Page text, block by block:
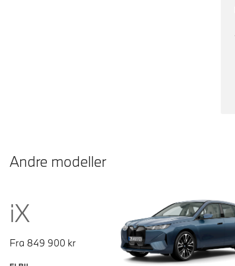
Andre modeller
iX
Fra 849 900 kr